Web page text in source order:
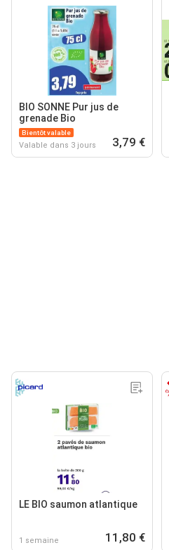
BIO SONNE Pur jus de
grenade Bio
Bientôt valable
Valable dans 3 jours 3,79 €
LE BIO saumon atlantique
1 semaine 11,80 €